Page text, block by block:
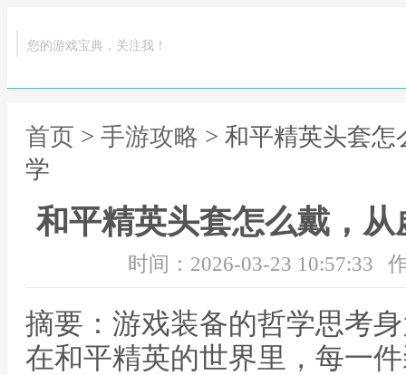
您的游戏宝典，关注我！
首页 > 手游攻略 > 和平精英头套
学
和平精英头套怎么戴，
时间：2026-03-23 10:57:33
摘要：游戏装备的哲学思考
在和平精英的世界里，每一